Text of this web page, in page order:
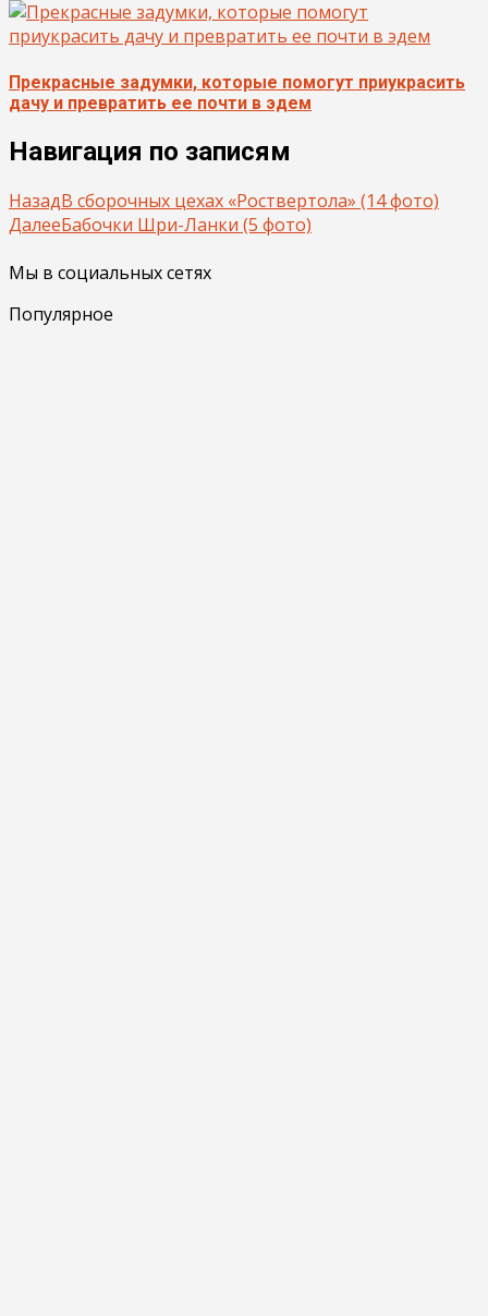
Прекрасные задумки, которые помогут приукрасить
дачу и превратить ее почти в эдем
Навигация по записям
НазадВ сборочных цехах «Роствертола» (14 фото)
ДалееБабочки Шри-Ланки (5 фото)
Мы в социальных сетях
Популярное